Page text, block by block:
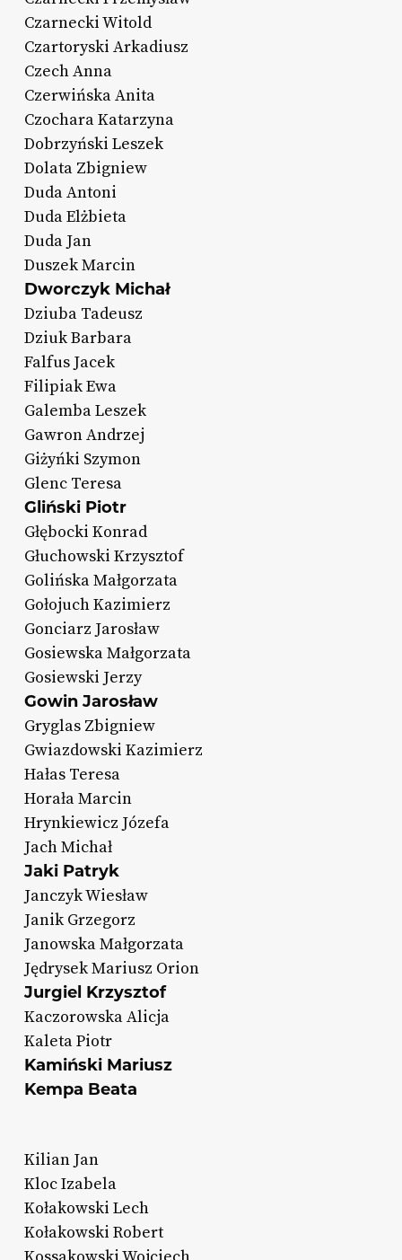
Czarnecki Witold
Czartoryski Arkadiusz
Czech Anna
Czerwińska Anita
Czochara Katarzyna
Dobrzyński Leszek
Dolata Zbigniew
Duda Antoni
Duda Elżbieta
Duda Jan
Duszek Marcin
Dworczyk Michał
Dziuba Tadeusz
Dziuk Barbara
Falfus Jacek
Filipiak Ewa
Galemba Leszek
Gawron Andrzej
Giżyńki Szymon
Glenc Teresa
Gliński Piotr
Głębocki Konrad
Głuchowski Krzysztof
Golińska Małgorzata
Gołojuch Kazimierz
Gonciarz Jarosław
Gosiewska Małgorzata
Gosiewski Jerzy
Gowin Jarosław
Gryglas Zbigniew
Gwiazdowski Kazimierz
Hałas Teresa
Horała Marcin
Hrynkiewicz Józefa
Jach Michał
Jaki Patryk
Janczyk Wiesław
Janik Grzegorz
Janowska Małgorzata
Jędrysek Mariusz Orion
Jurgiel Krzysztof
Kaczorowska Alicja
Kaleta Piotr
Kamiński Mariusz
Kempa Beata
Kilian Jan
Kloc Izabela
Kołakowski Lech
Kołakowski Robert